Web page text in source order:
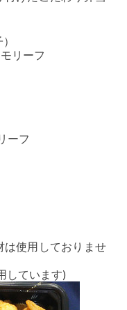
リーフ
ーフ
使用しておりませ
しています)